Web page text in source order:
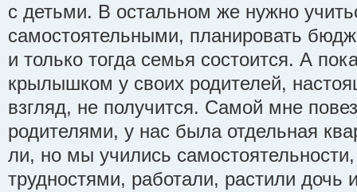
с детьми. В остальном же нужно
самостоятельными, планировать
и только тогда семья состоится. А
крылышком у своих родителей,
взгляд, не получится. Самой мне
родителями, у нас была отдельная
ли, но мы учились
трудностями, работали, растили